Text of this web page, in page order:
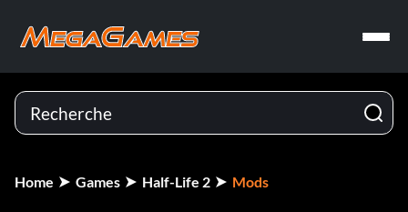
Home Games Half-Life 2 Mods